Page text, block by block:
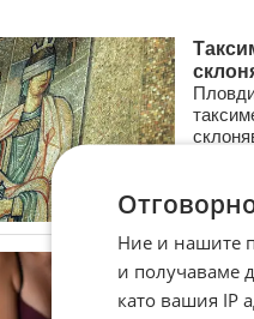
Ние и нашите
и получаваме
като вашия IP